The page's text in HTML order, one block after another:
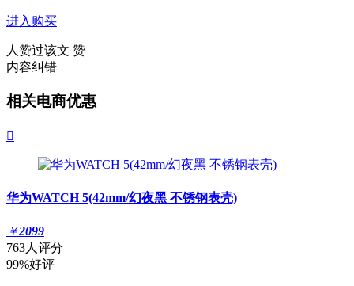
进入购买
人赞过该文 赞
内容纠错
相关电商优惠

华为WATCH 5(42mm/幻夜黑 不锈钢表壳)
￥2099
763人评分
99%好评